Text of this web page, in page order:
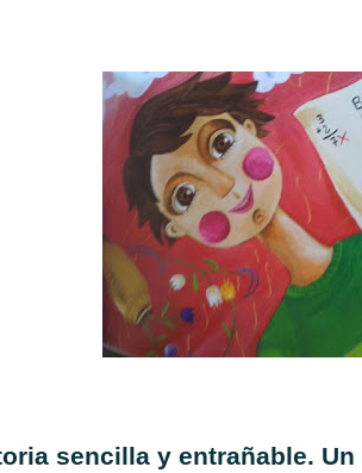
sencilla y entrañable.